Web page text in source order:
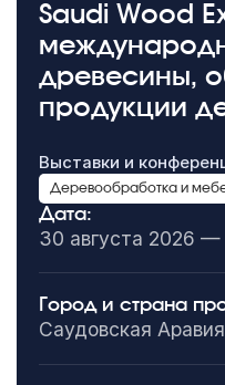
Saudi Wood
древесины,
продукции
Выставки и
Деревообработка и
Дата:
30 августа 2026 —
Город и страна
Саудовская